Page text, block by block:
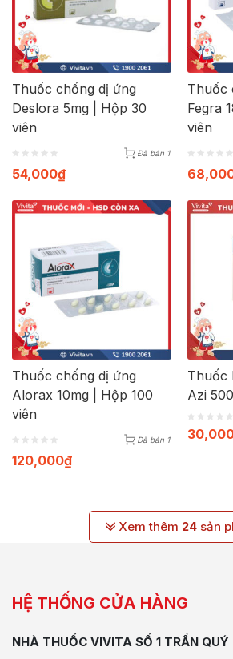
Thuốc chống dị ứng
Deslora 5mg | Hộp 30
viên
Đã bán 1
54,000₫
Thuốc
Fegra
viên
Thuốc chống dị ứng
Alorax 10mg | Hộp 100
viên
Đã bán 1
120,000₫
Thuốc
Azi
Xem thêm 24 sản
HỆ THỐNG CỬA HÀNG
NHÀ THUỐC VIVITA SỐ 1 TRẦN QUÝ